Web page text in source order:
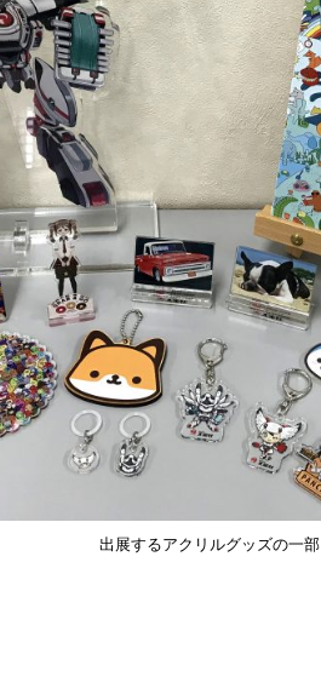
出展するアクリルグッズの一部